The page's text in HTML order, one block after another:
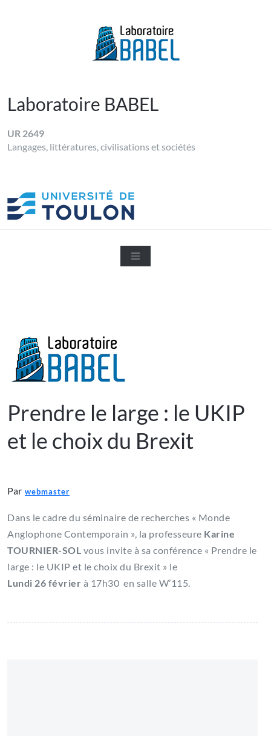
Laboratoire BABEL
UR 2649
Langages, littératures, civilisations et sociétés
Prendre le large : le UKIP
et le choix du Brexit
Par webmaster
Dans le cadre du séminaire de recherches « Monde
Anglophone Contemporain », la professeure Karine
TOURNIER-SOL vous invite à sa conférence « Prendre le
large : le UKIP et le choix du Brexit » le
Lundi 26 février à 17h30 en salle W’115.